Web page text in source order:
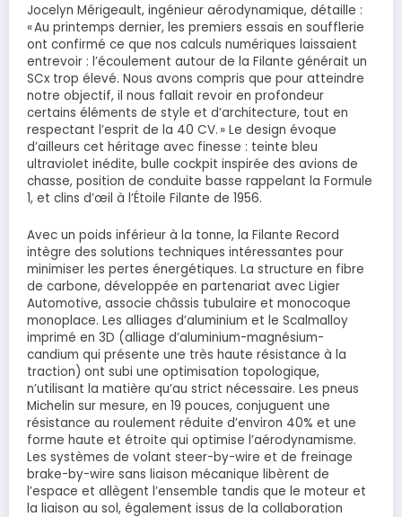
Jocelyn Mérigeault, ingénieur aérodynamique, détaille :
« Au printemps dernier, les premiers essais en soufflerie
ont confirmé ce que nos calculs numériques laissaient
entrevoir : l’écoulement autour de la Filante générait un
SCx trop élevé. Nous avons compris que pour atteindre
notre objectif, il nous fallait revoir en profondeur
certains éléments de style et d’architecture, tout en
respectant l’esprit de la 40 CV. » Le design évoque
d’ailleurs cet héritage avec finesse : teinte bleu
ultraviolet inédite, bulle cockpit inspirée des avions de
chasse, position de conduite basse rappelant la Formule
1, et clins d’œil à l’Étoile Filante de 1956.
Avec un poids inférieur à la tonne, la Filante Record
intègre des solutions techniques intéressantes pour
minimiser les pertes énergétiques. La structure en fibre
de carbone, développée en partenariat avec Ligier
Automotive, associe châssis tubulaire et monocoque
monoplace. Les alliages d’aluminium et le Scalmalloy
imprimé en 3D (alliage d’aluminium-magnésium-
candium qui présente une très haute résistance à la
traction) ont subi une optimisation topologique,
n’utilisant la matière qu’au strict nécessaire. Les pneus
Michelin sur mesure, en 19 pouces, conjuguent une
résistance au roulement réduite d’environ 40% et une
forme haute et étroite qui optimise l’aérodynamisme.
Les systèmes de volant steer-by-wire et de freinage
brake-by-wire sans liaison mécanique libèrent de
l’espace et allègent l’ensemble tandis que le moteur et
la liaison au sol, également issus de la collaboration